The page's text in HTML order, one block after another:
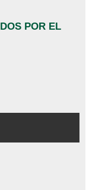
POR EL